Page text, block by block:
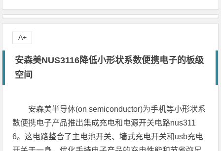
安森美NUS3116降低小形状系数便携电子的板级
空间
安森美半导体(on semiconductor)为手机等小形状系
数便携电子产品推出集成充电和电源开关电路nus311
6。这电路整合了主电池开关、墙式充电开关和usb充电
A+